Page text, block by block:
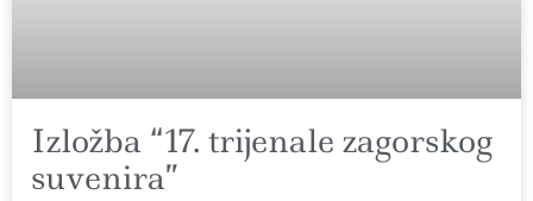
Izložba “17. trijenale zagorskog
suvenira”